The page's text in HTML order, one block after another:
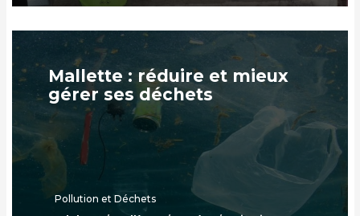
Mallette : réduire et mieux
gérer ses déchets
Pollution et Déchets